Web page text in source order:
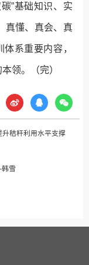
”基础知识、实
真懂、真会、真
系重要内容，
领。（完）
升秸秆利用水平支撑
雪